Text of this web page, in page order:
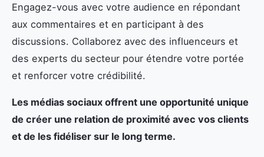
Engagez-vous avec votre audience en répondant
aux commentaires et en participant à des
discussions. Collaborez avec des influenceurs et
des experts du secteur pour étendre votre portée
et renforcer votre crédibilité.
Les médias sociaux offrent une opportunité unique
de créer une relation de proximité avec vos clients
et de les fidéliser sur le long terme.